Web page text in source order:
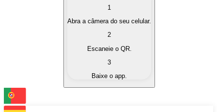
Compre as criptomoedas de seu interesse de forma
Converta suas criptomoedas em moeda fiduciária
Troque uma criptomoeda por outra
1
Abra a câmera do seu celular.
2
Escaneie o QR.
3
Baixe o app.